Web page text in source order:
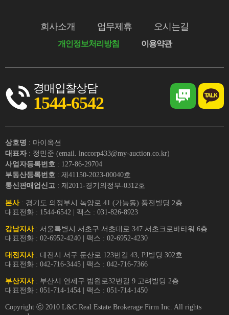
회사소개 업무제휴 오시는길
개인정보처리방침 이용약관
경매입찰상담
1544-6542
상호명 : 마이옥션
대표자 : 정민준 (email. lnccorp433@my-auction.co.kr)
사업자등록번호 : 127-86-29704
부동산등록번호 : 제41150-2023-00040호
통신판매업신고 : 제2011-경기의정부-0312호
본사: 경기도 의정부시 녹양로 41 (가능동) 풍전빌딩 2층
대표전화 : 1544-6542 | 팩스 : 031-826-8923
강남지사: 서울특별시 서초구 서초대로 347 서초크로바타워 6층
대표전화 : 02-6952-4240 | 팩스 : 02-6952-4230
대전지사: 대전시 서구 둔산로 123번길 43, PJ빌딩 302호
대표전화 : 042-716-3445 | 팩스 : 042-716-7366
부산지사: 부산시 연제구 법원로32번길 9 고려빌딩 2층
대표전화 : 051-714-1454 | 팩스 : 051-714-1450
Copyright ⓒ 2010 L&C Real Estate Brokerage Firm Inc. All rights